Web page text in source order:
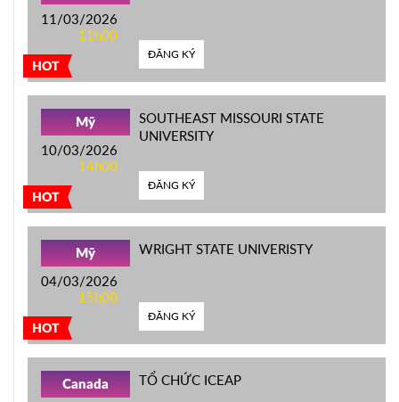
HOT
11/03/2026
11h00
ĐĂNG KÝ
HOT
Mỹ
10/03/2026
14h00
SOUTHEAST MISSOURI STATE
UNIVERSITY
ĐĂNG KÝ
HOT
Mỹ
04/03/2026
15h00
WRIGHT STATE UNIVERISTY
ĐĂNG KÝ
Canada TỔ CHỨC ICEAP